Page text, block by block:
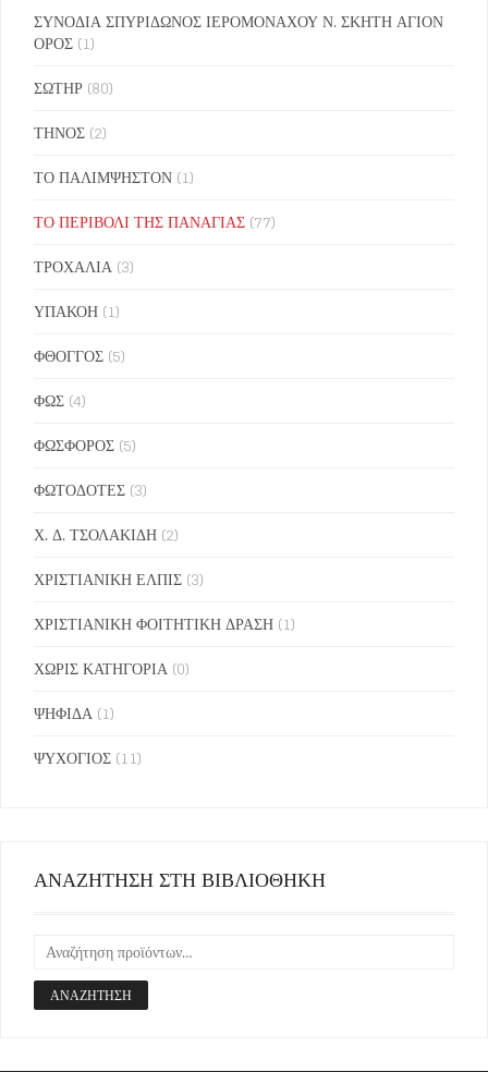
ΣΥΝΟΔΙΑ ΣΠΥΡΙΔΩΝΟΣ ΙΕΡΟΜΟΝΑΧΟΥ Ν. ΣΚΗΤΗ ΑΓΙΟΝ
ΟΡΟΣ (1)
ΣΩΤΗΡ (80)
ΤΗΝΟΣ (2)
ΤΟ ΠΑΛΙΜΨΗΣΤΟΝ (1)
ΤΟ ΠΕΡΙΒΟΛΙ ΤΗΣ ΠΑΝΑΓΙΑΣ (77)
ΤΡΟΧΑΛΙΑ (3)
ΥΠΑΚΟΗ (1)
ΦΘΟΓΓΟΣ (5)
ΦΩΣ (4)
ΦΩΣΦΟΡΟΣ (5)
ΦΩΤΟΔΟΤΕΣ (3)
Χ. Δ. ΤΣΟΛΑΚΙΔΗ (2)
ΧΡΙΣΤΙΑΝΙΚΗ ΕΛΠΙΣ (3)
ΧΡΙΣΤΙΑΝΙΚΗ ΦΟΙΤΗΤΙΚΗ ΔΡΑΣΗ (1)
ΧΩΡΙΣ ΚΑΤΗΓΟΡΙΑ (0)
ΨΗΦΙΔΑ (1)
ΨΥΧΟΓΙΟΣ (11)
ΑΝΑΖΗΤΗΣΗ ΣΤΗ ΒΙΒΛΙΟΘΗΚΗ
ΑΝΑΖΉΤΗΣΗ